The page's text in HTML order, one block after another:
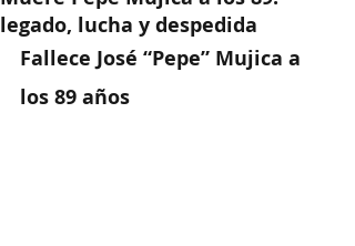
legado, lucha y despedida
Fallece José “Pepe” Mujica a
los 89 años